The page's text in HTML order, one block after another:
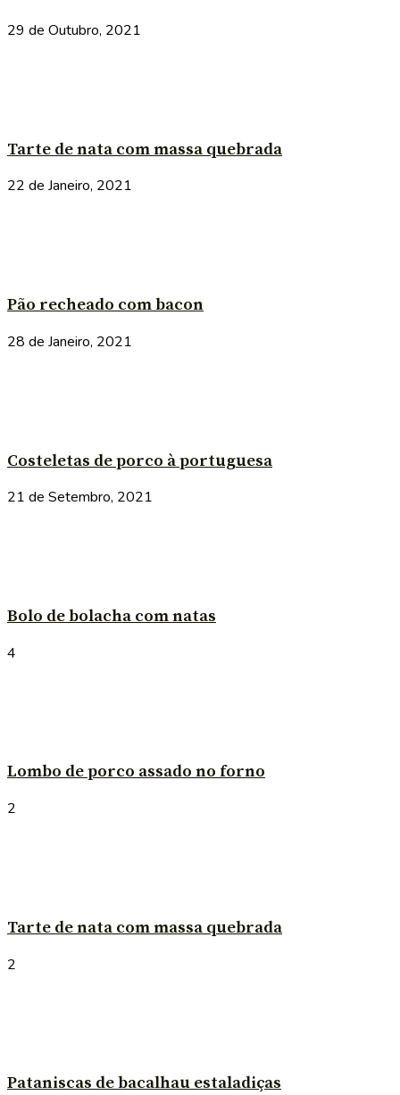
29 de Outubro, 2021
Tarte de nata com massa quebrada
22 de Janeiro, 2021
Pão recheado com bacon
28 de Janeiro, 2021
Costeletas de porco à portuguesa
21 de Setembro, 2021
Bolo de bolacha com natas
4
Lombo de porco assado no forno
2
Tarte de nata com massa quebrada
2
Pataniscas de bacalhau estaladiças